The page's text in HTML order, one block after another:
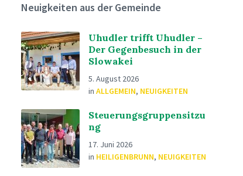
Neuigkeiten aus der Gemeinde
Uhudler trifft Uhudler –
Der Gegenbesuch in der
Slowakei
5. August 2026
inALLGEMEIN, NEUIGKEITEN
Steuerungsgruppensitzu
ng
17. Juni 2026
in HEILIGENBRUNN, NEUIGKEITEN